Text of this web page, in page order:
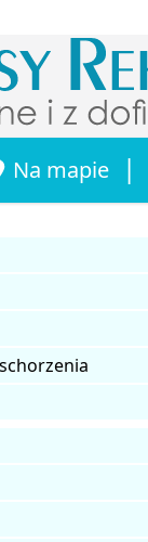
Na mapie |